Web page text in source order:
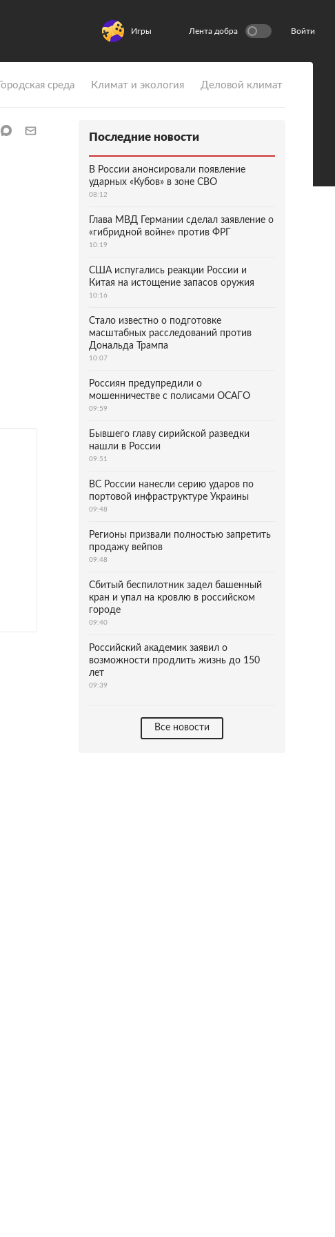
Игры Лента добра Войти
Городская среда Климат и экология Деловой климат
Последние новости
В России анонсировали появление
ударных «Кубов» в зоне СВО
08:12
Глава МВД Германии сделал заявление о
«гибридной войне» против ФРГ
10:19
США испугались реакции России и
Китая на истощение запасов оружия
10:16
Стало известно о подготовке
масштабных расследований против
Дональда Трампа
10:07
Россиян предупредили о
мошенничестве с полисами ОСАГО
09:59
Бывшего главу сирийской разведки
нашли в России
09:51
ВС России нанесли серию ударов по
портовой инфраструктуре Украины
09:48
Регионы призвали полностью запретить
продажу вейпов
09:48
Сбитый беспилотник задел башенный
кран и упал на кровлю в российском
городе
09:40
Российский академик заявил о
возможности продлить жизнь до 150
лет
09:39
Все новости